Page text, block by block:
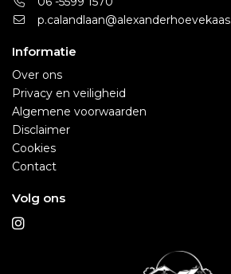
Informatie
Over ons
Privacy en veiligheid
Algemene voorwaarden
Disclaimer
Cookies
Contact
Volg ons